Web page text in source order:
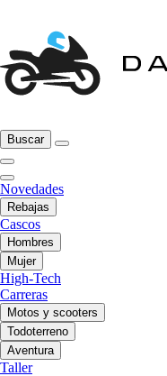
Buscar
Novedades
Rebajas
Cascos
Hombres
Mujer
High-Tech
Carreras
Motos y scooters
Todoterreno
Aventura
Taller